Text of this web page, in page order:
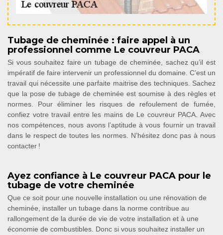
Tubage de cheminée : faire appel à un
professionnel comme Le couvreur PACA
Si vous souhaitez faire un tubage de cheminée, sachez qu’il est
impératif de faire intervenir un professionnel du domaine. C’est un
travail qui nécessite une parfaite maitrise des techniques. Sachez
que la pose de tubage de cheminée est soumise à des règles et
normes. Pour éliminer les risques de refoulement de fumée,
confiez votre travail entre les mains de Le couvreur PACA. Avec
nos compétences, nous avons l’aptitude à vous fournir un travail
dans le respect de toutes les normes. N’hésitez donc pas à nous
contacter !
Ayez confiance à Le couvreur PACA pour le
tubage de votre cheminée
Que ce soit pour une nouvelle installation ou une rénovation de
cheminée, installer un tubage dans la norme contribue au
rallongement de la durée de vie de votre installation et à une
économie de combustibles. Donc si vous souhaitez installer un